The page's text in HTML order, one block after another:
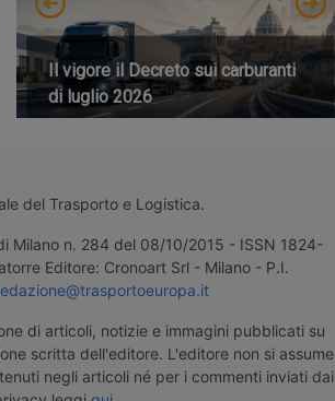
Il vigore il Decreto sui carburanti
di luglio 2026
del Trasporto e Logistica.
Milano n. 284 del 08/10/2015 - ISSN 1824-
Editore: Cronoart Srl - Milano - P.I.
di articoli, notizie e immagini pubblicati su
scritta dell'editore. L'editore non si assume
negli articoli né per i commenti inviati dai